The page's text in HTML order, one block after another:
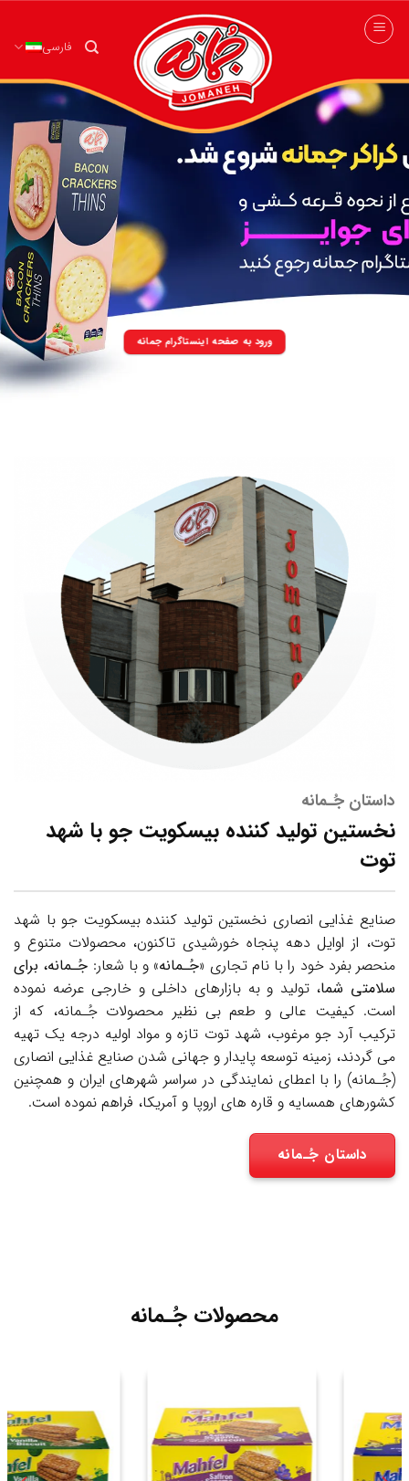
محتوا
فارسی
ترکیب بی نظیری از انواع غلات با شهد توت
در طعم های ساده، کاکائویی، همراه با تکه های میوه و بدون شکر
انواع بیسکویت های چند غله جُـمانه
داستان جُـمانه
نخستین تولید کننده بیسکویت جو با شهد
توت
صنایع غذایی انصاری نخستین تولید کننده بیسکویت جو با شهد
توت، از اوایل دهه پنجاه خورشیدی تاکنون، محصولات متنوع و
منحصر بفرد خود را با نام تجاری «جُـمانه» و با شعار: جُـمانه، برای
سلامتی شما، تولید و به بازارهای داخلی و خارجی عرضه نموده
است. کیفیت عالی و طعم بی نظیر محصولات جُـمانه، که از
ترکیب آرد جو مرغوب، شهد توت تازه و مواد اولیه درجه یک تهیه
می گردند، زمینه توسعه پایدار و جهانی شدن صنایع غذایی انصاری
(جُـمانه) را با اعطای نمایندگی در سراسر شهرهای ایران و همچنین
کشورهای همسایه و قاره های اروپا و آمریکا، فراهم نموده است.
داستان جُـمانه
محصولات جُـمانه